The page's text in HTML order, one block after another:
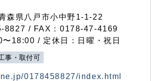
県八戸市小中野1-1-22
8827 / FAX：0178-47-4169
18:00 / 定休日：日曜・祝日
事・取付可
0178458827/index.html